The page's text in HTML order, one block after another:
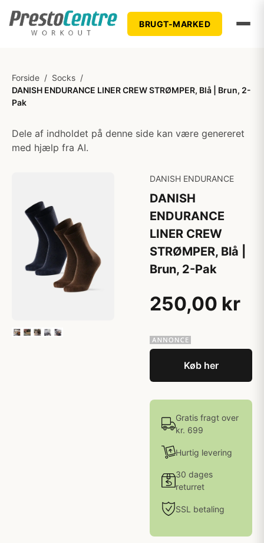
BRUGT-MARKED
Forside / Socks /
DANISH ENDURANCE LINER CREW STRØMPER, Blå | Brun, 2-
Pak
Dele af indholdet på denne side kan være genereret
med hjælp fra AI.
DANISH ENDURANCE
DANISH
ENDURANCE
LINER CREW
STRØMPER, Blå |
Brun, 2-Pak
250,00 kr
Køb her
Gratis fragt over
kr. 699
Hurtig levering
30 dages
returret
SSL betaling